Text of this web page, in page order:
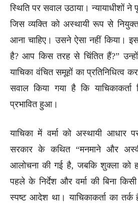
स्थिति पर सवाल उठाया। न्यायाधीशों ने
जिस व्यक्ति को अस्थायी रूप से
आना चाहिए। उसने ऐसा नहीं किया।
है? आप किस तरह से चिंतित हैं?”
याचिका वंचित समूहों का प्रतिनिधित्व
सवाल किया गया है कि
प्रभावित हुआ।
याचिका में वर्मा को अस्थायी आधार
सरकार के कथित “मनमाने और
आलोचना की गई है, जबकि शुक्ला को
पहले के निर्देश और वर्मा की बिना
स्पष्ट आदेश था। याचिकाकर्ता का तर्क